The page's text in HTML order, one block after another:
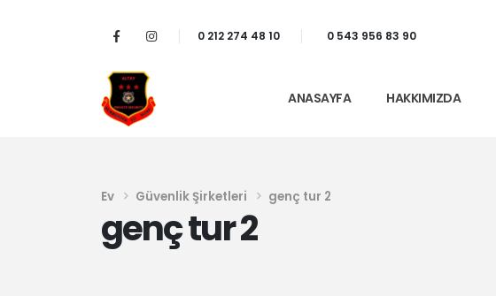
0 212 274 48 10 0 543 956 83 90
ANASAYFA HAKKIMIZDA
Ev Güvenlik Şirketleri genç tur 2
genç tur 2